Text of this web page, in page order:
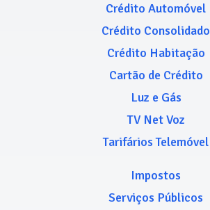
Crédito Automóvel
Crédito Consolidado
Crédito Habitação
Cartão de Crédito
Luz e Gás
TV Net Voz
Tarifários Telemóvel
Impostos
Serviços Públicos